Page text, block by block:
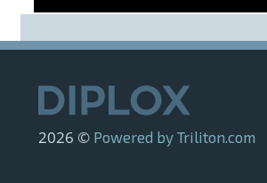
2026 © Powered by Triliton.com